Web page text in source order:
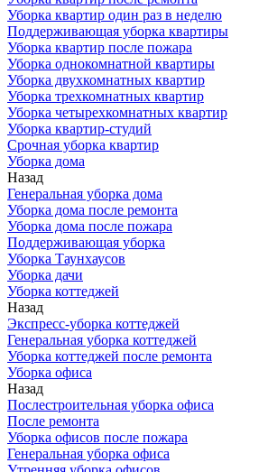
Уборка квартир один раз в неделю
Поддерживающая уборка квартиры
Уборка квартир после пожара
Уборка однокомнатной квартиры
Уборка двухкомнатных квартир
Уборка трехкомнатных квартир
Уборка четырехкомнатных квартир
Уборка квартир-студий
Срочная уборка квартир
Уборка дома
Назад
Генеральная уборка дома
Уборка дома после ремонта
Уборка дома после пожара
Поддерживающая уборка
Уборка Таунхаусов
Уборка дачи
Уборка коттеджей
Назад
Экспресс-уборка коттеджей
Генеральная уборка коттеджей
Уборка коттеджей после ремонта
Уборка офиса
Назад
Послестроительная уборка офиса
После ремонта
Уборка офисов после пожара
Генеральная уборка офиса